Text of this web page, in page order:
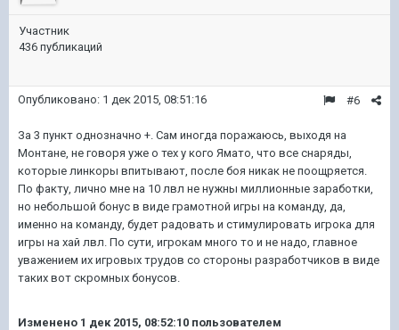
Участник
436 публикаций
#6
Опубликовано: 1 дек 2015, 08:51:16
За 3 пункт однозначно +. Сам иногда поражаюсь, выходя на
Монтане, не говоря уже о тех у кого Ямато, что все снаряды,
которые линкоры впитывают, после боя никак не поощряется.
По факту, лично мне на 10 лвл не нужны миллионные заработки,
но небольшой бонус в виде грамотной игры на команду, да,
именно на команду, будет радовать и стимулировать игрока для
игры на хай лвл. По сути, игрокам много то и не надо, главное
уважением их игровых трудов со стороны разработчиков в виде
таких вот скромных бонусов.
Изменено 1 дек 2015, 08:52:10 пользователем